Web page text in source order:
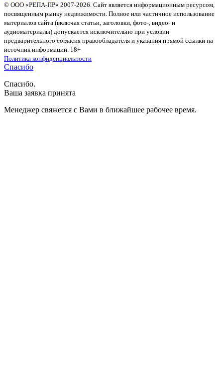
© ООО «РЕПА-ПР» 2007-2026. Сайт является информационным ресурсом,
посвященным рынку недвижимости. Полное или частичное использование
материалов сайта (включая статьи, заголовки, фото-, видео- и
аудиоматериалы) допускается исключительно при условии
предварительного согласия правообладателя и указания прямой ссылки на
источник информации. 18+
Политика конфиденциальности
Спасибо
Спасибо.
Ваша заявка принята
Менеджер свяжется с Вами в ближайшее рабочее время.